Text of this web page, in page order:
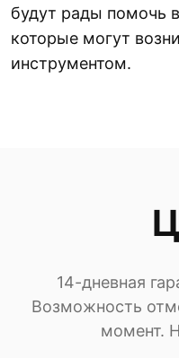
будут рады помочь
которые могут
инструментом.
14-дневная
Возможность
момент.